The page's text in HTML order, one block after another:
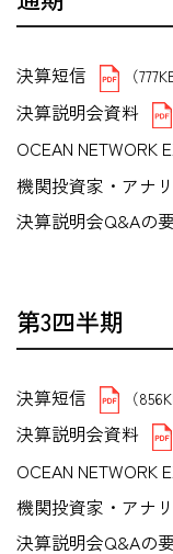
決算短信 （
決算説明会資料
OCEAN NETWORK
機関投資家・アナ
決算説明会Q&Aの
第3四半期
決算短信 （
決算説明会資料
OCEAN NETWORK
機関投資家・アナ
決算説明会Q&Aの